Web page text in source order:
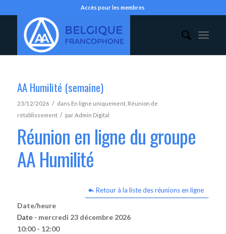
Accès pour les membres
AA Humilité (semaine)
23/12/2026 / dans En ligne uniquement, Réunion de
rétablissement / parAdmin Digital
Réunion en ligne du groupe
AA Humilité
Retour à la liste des réunions en ligne
Date/heure
Date - mercredi 23 décembre 2026
10:00 - 12:00